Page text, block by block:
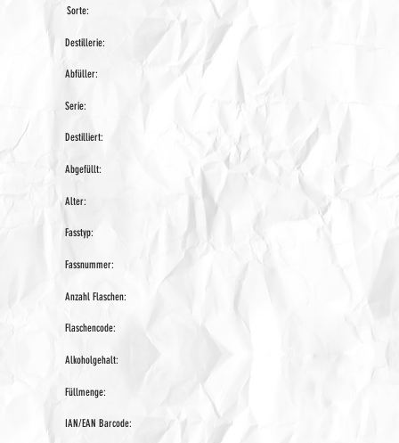
Sorte:
Destillerie:
Abfüller:
Serie:
Destilliert:
Abgefüllt:
Alter:
Fasstyp:
Fassnummer:
Anzahl Flaschen:
Flaschencode:
Alkoholgehalt:
Füllmenge:
IAN/EAN Barcode: